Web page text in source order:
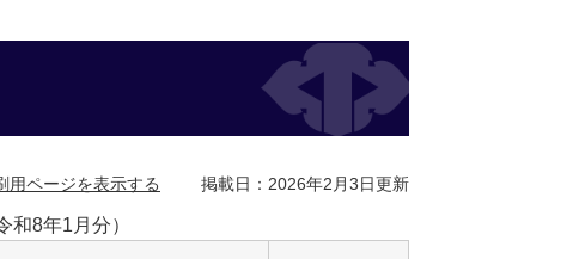
用ページを表示する 掲載日：2026年2月3日更新
和8年1月分）